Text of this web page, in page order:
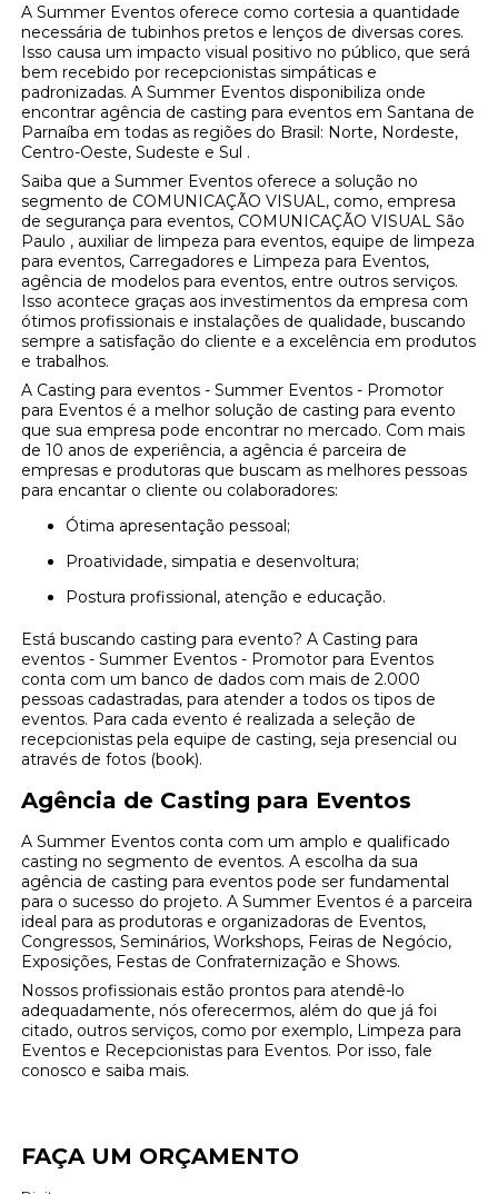
A Summer Eventos oferece como cortesia a quantidade
necessária de tubinhos pretos e lenços de diversas cores.
Isso causa um impacto visual positivo no público, que será
bem recebido por recepcionistas simpáticas e
padronizadas. A Summer Eventos disponibiliza onde
encontrar agência de casting para eventos em Santana de
Parnaíba em todas as regiões do Brasil: Norte, Nordeste,
Centro-Oeste, Sudeste e Sul .
Saiba que a Summer Eventos oferece a solução no
segmento de COMUNICAÇÃO VISUAL, como, empresa
de segurança para eventos, COMUNICAÇÃO VISUAL São
Paulo , auxiliar de limpeza para eventos, equipe de limpeza
para eventos, Carregadores e Limpeza para Eventos,
agência de modelos para eventos, entre outros serviços.
Isso acontece graças aos investimentos da empresa com
ótimos profissionais e instalações de qualidade, buscando
sempre a satisfação do cliente e a excelência em produtos
e trabalhos.
A Casting para eventos - Summer Eventos - Promotor
para Eventos é a melhor solução de casting para evento
que sua empresa pode encontrar no mercado. Com mais
de 10 anos de experiência, a agência é parceira de
empresas e produtoras que buscam as melhores pessoas
para encantar o cliente ou colaboradores:
Ótima apresentação pessoal;
Proatividade, simpatia e desenvoltura;
Postura profissional, atenção e educação.
Está buscando casting para evento? A Casting para
eventos - Summer Eventos - Promotor para Eventos
conta com um banco de dados com mais de 2.000
pessoas cadastradas, para atender a todos os tipos de
eventos. Para cada evento é realizada a seleção de
recepcionistas pela equipe de casting, seja presencial ou
através de fotos (book).
Agência de Casting para Eventos
A Summer Eventos conta com um amplo e qualificado
casting no segmento de eventos. A escolha da sua
agência de casting para eventos pode ser fundamental
para o sucesso do projeto. A Summer Eventos é a parceira
ideal para as produtoras e organizadoras de Eventos,
Congressos, Seminários, Workshops, Feiras de Negócio,
Exposições, Festas de Confraternização e Shows.
Nossos profissionais estão prontos para atendê-lo
adequadamente, nós oferecermos, além do que já foi
citado, outros serviços, como por exemplo, Limpeza para
Eventos e Recepcionistas para Eventos. Por isso, fale
conosco e saiba mais.
FAÇA UM ORÇAMENTO